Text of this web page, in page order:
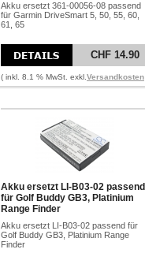
Akku ersetzt 361-00056-08 passend
für Garmin DriveSmart 5, 50, 55, 60,
61, 65
CHF 14.90
( inkl. 8.1 % MwSt. exkl. Versandkosten
Akku ersetzt LI-B03-02 passend
für Golf Buddy GB3, Platinium
Range Finder
Akku ersetzt LI-B03-02 passend für
Golf Buddy GB3, Platinium Range
Finder